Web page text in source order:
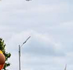
환경사업